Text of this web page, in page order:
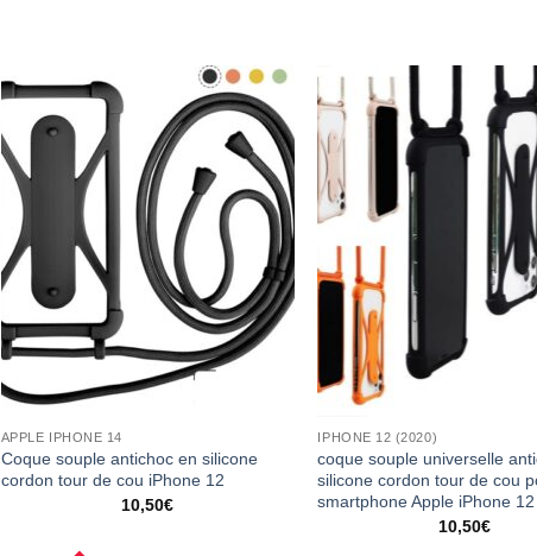
APPLE IPHONE 14
Coque souple antichoc en silicone
cordon tour de cou iPhone 12
10,50€
IPHONE 12 (2020)
coque souple universelle
silicone cordon tour de cou
smartphone Apple iPhone 12
10,50€